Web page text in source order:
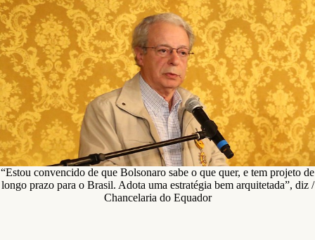
“Estou convencido de que Bolsonaro sabe o que quer, e tem projeto de
longo prazo para o Brasil. Adota uma estratégia bem arquitetada”, diz /
Chancelaria do Equador